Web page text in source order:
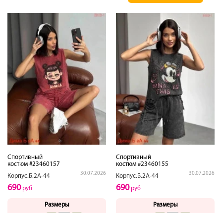
Спортивный
костюм #23460157
Корпус.Б.2А-44
30.07.2026
690руб
Размеры
Спортивный
костюм #23460155
Корпус.Б.2А-44
30.07.2026
690руб
Размеры